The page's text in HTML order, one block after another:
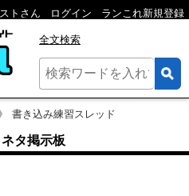
トさん ログイン ランこれ新規登録
全文検索
書き込み練習スレッド
タ掲示板